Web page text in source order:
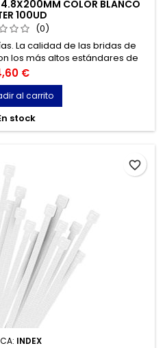
4.8X200MM COLOR BLANCO
100UD
(0)
La calidad de las bridas de
los más altos estándares de
de acuerdo con la norma
el marcado CE y con
UL.
€
al carrito
stock
INDEX
favorite_border